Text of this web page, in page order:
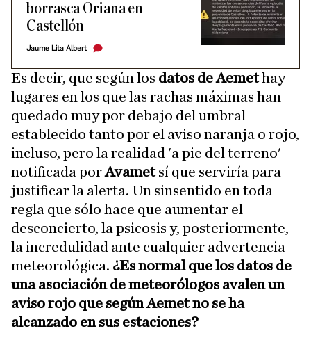
borrasca Oriana en
Castellón
Jaume Lita Albert
Es decir, que según los datos de Aemethay
lugares en los que las rachas máximas han
quedado muy por debajo del umbral
establecido tanto por el aviso naranja o rojo,
incluso, pero la realidad 'a pie del terreno'
notificada porAvametsí que serviría para
justificar la alerta. Un sinsentido en toda
regla que sólo hace que aumentar el
desconcierto, la psicosis y, posteriormente,
la incredulidad ante cualquier advertencia
meteorológica. ¿Es normal que los datos de
una asociación de meteorólogos avalen un
aviso rojo que según Aemet no se ha
alcanzado en sus estaciones?